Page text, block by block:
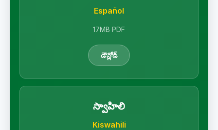
Español
17MB PDF
డౌన్లోడ్
స్వాహిలి
Kiswahili